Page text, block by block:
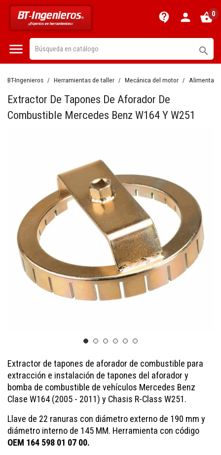
contact_support person shopping_basket0
 
BT-Ingenieros Herramientas de taller Mecánica del motor
Extractor De Tapones De Aforador De
Combustible Mercedes Benz W164 Y W251
Extractor de tapones de aforador de combustible para
extracción e instalación de tapones del aforador y
bomba de combustible de vehículos Mercedes Benz
Clase W164 (2005 - 2011) y Chasis R-Class W251.
Llave de 22 ranuras con diámetro externo de 190 mm y
diámetro interno de 145 MM. Herramienta con código
OEM 164 598 01 07 00.